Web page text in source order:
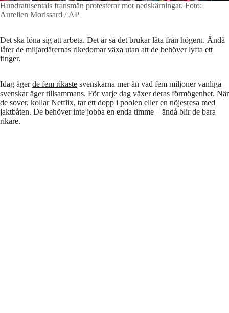
Hundratusentals fransmän protesterar mot nedskärningar.
Aurelien Morissard / AP
Det ska löna sig att arbeta. Det är så det brukar låta från högern. Ändå
låter de miljardärernas rikedomar växa utan att de behöver lyfta ett
finger.
Idag ägerde fem rikaste svenskarna mer än vad fem miljoner vanliga
svenskar äger tillsammans. För varje dag växer deras förmögenhet. När
de sover, kollar Netflix, tar ett dopp i poolen eller en nöjesresa med
jaktbåten. De behöver inte jobba en enda timme – ändå blir de bara
rikare.